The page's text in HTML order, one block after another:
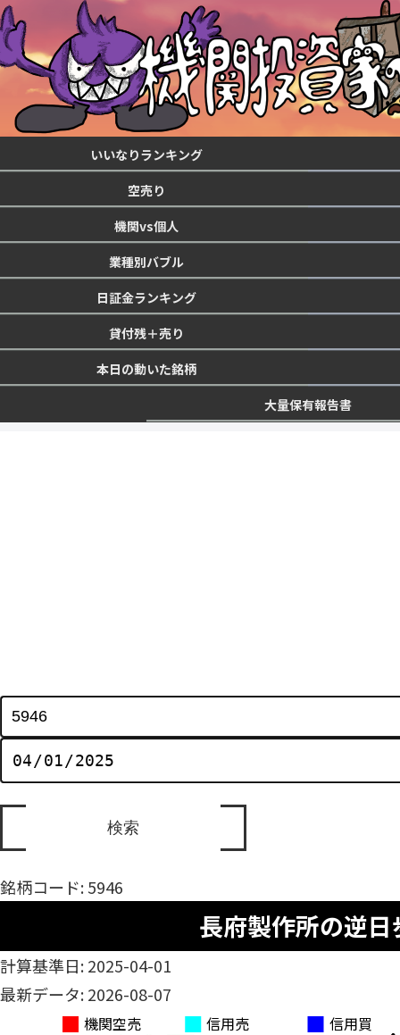
いいなりランキング
空売り
機関vs個人
業種別バブル
日証金ランキング
貸付残＋売り
本日の動いた銘柄
大量保有報告書
銘柄コード: 5946
長府製作所の逆日
計算基準日: 2025-04-01
最新データ: 2026-08-07
機関空売 信用売 信用買